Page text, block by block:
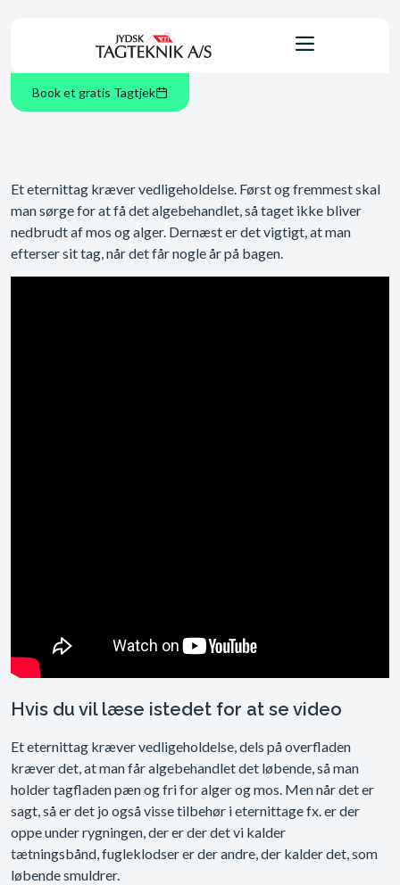
Book et gratis Tagtjek
Et eternittag kræver vedligeholdelse. Først og fremmest skal
man sørge for at få det algebehandlet, så taget ikke bliver
nedbrudt af mos og alger. Dernæst er det vigtigt, at man
efterser sit tag, når det får nogle år på bagen.
Hvis du vil læse istedet for at se video
Et eternittag kræver vedligeholdelse, dels på overfladen
kræver det, at man får algebehandlet det løbende, så man
holder tagfladen pæn og fri for alger og mos. Men når det er
sagt, så er det jo også visse tilbehør i eternittage fx. er der
oppe under rygningen, der er der det vi kalder
tætningsbånd, fugleklodser er der andre, der kalder det, som
løbende smuldrer.